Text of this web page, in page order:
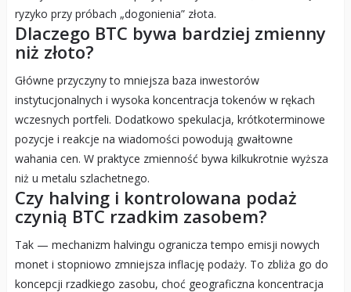
ryzyko przy próbach „dogonienia” złota.
Dlaczego BTC bywa bardziej zmienny
niż złoto?
Główne przyczyny to mniejsza baza inwestorów
instytucjonalnych i wysoka koncentracja tokenów w rękach
wczesnych portfeli. Dodatkowo spekulacja, krótkoterminowe
pozycje i reakcje na wiadomości powodują gwałtowne
wahania cen. W praktyce zmienność bywa kilkukrotnie wyższa
niż u metalu szlachetnego.
Czy halving i kontrolowana podaż
czynią BTC rzadkim zasobem?
Tak — mechanizm halvingu ogranicza tempo emisji nowych
monet i stopniowo zmniejsza inflację podaży. To zbliża go do
koncepcji rzadkiego zasobu, choć geograficzna koncentracja